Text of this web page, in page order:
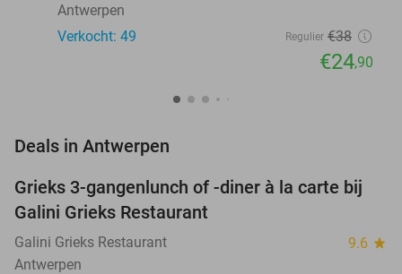
Antwerpen
Verkocht: 49
Regulier €38
€24,90
Deals in Antwerpen
34%
TODAY
Grieks 3-gangenlunch of -diner à la carte bij
Galini Grieks Restaurant
Galini Grieks Restaurant 9.6 star
Antwerpen